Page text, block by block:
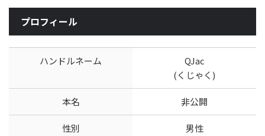
プロフィール
ハンドルネーム
QJac
(くじゃく)
本名 非公開
性別 男性